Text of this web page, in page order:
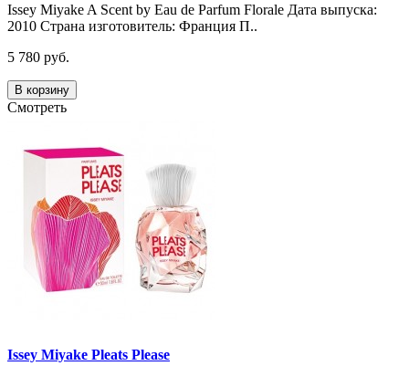
Issey Miyake A Scent by Eau de Parfum Florale Дата выпуска:
2010 Страна изготовитель: Франция П..
5 780 руб.
В корзину
Смотреть
Issey Miyake Pleats Please